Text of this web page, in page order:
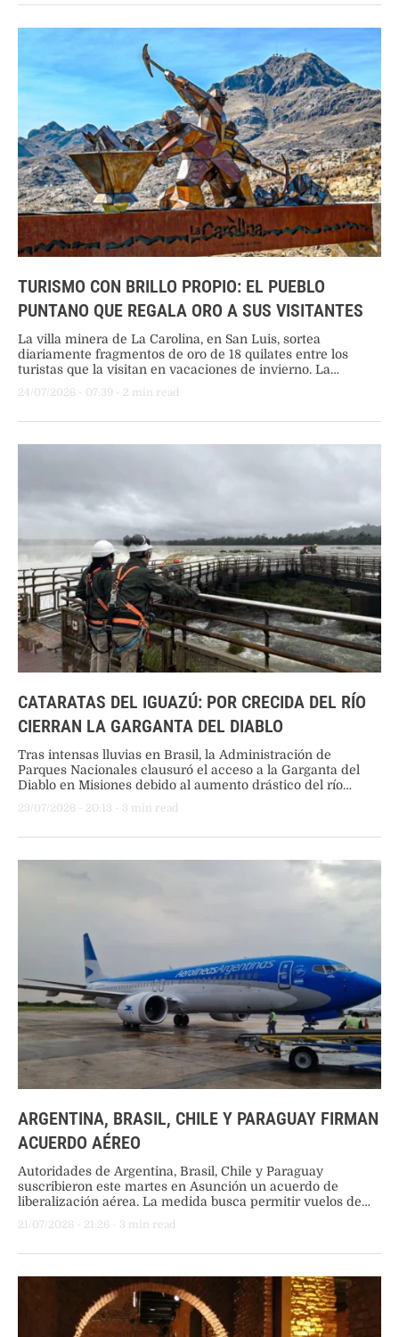
TURISMO CON BRILLO PROPIO: EL PUEBLO
PUNTANO QUE REGALA ORO A SUS VISITANTES
La villa minera de La Carolina, en San Luis, sortea
diariamente fragmentos de oro de 18 quilates entre los
turistas que la visitan en vacaciones de invierno. La
turismo local.
24/07/2026 - 07:39 - 2 min read
CATARATAS DEL IGUAZÚ: POR CRECIDA DEL RÍO
CIERRAN LA GARGANTA DEL DIABLO
Tras intensas lluvias en Brasil, la Administración de
Parques Nacionales clausuró el acceso a la Garganta del
Diablo en Misiones debido al aumento drástico del río
Iguazú. Los demás circuitos del parque permanecen
habilitados.
23/07/2026 - 20:13 - 3 min read
ARGENTINA, BRASIL, CHILE Y PARAGUAY FIRMAN
ACUERDO AÉREO
Autoridades de Argentina, Brasil, Chile y Paraguay
suscribieron este martes en Asunción un acuerdo de
liberalización aérea. La medida busca permitir vuelos de
tarifas en la región.
21/07/2026 - 21:26 - 3 min read